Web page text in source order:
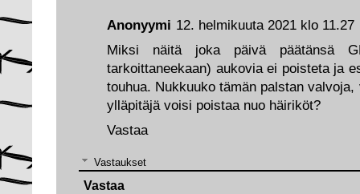
Anonyymi 12. helmikuuta 2021 klo 11.27
Miksi näitä joka päivä päätänsä
tarkoittaneekaan) aukovia ei poisteta ja
touhua. Nukkuuko tämän palstan
ylläpitäjä voisi poistaa nuo häiriköt?
Vastaa
Vastaukset
Vastaa